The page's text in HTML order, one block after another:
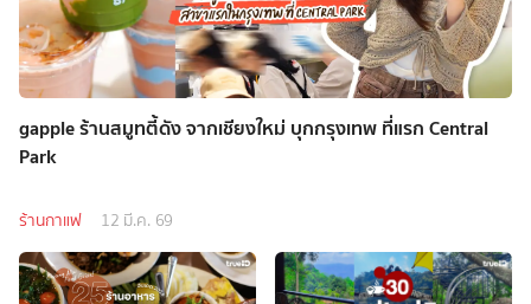
gapple ร้านสมูทตี้ดัง จากเชียงใหม่ บุกกรุงเทพ ที่แรก Central
Park
ร้านกาแฟ 12 มี.ค. 69